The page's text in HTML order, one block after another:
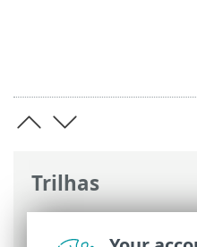
Trilhas
Ajuda on-line ESET>
Account >Usando o